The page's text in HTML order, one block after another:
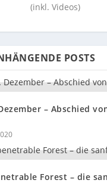
(inkl. Videos)
POSTS
– Abschied
Forest – die